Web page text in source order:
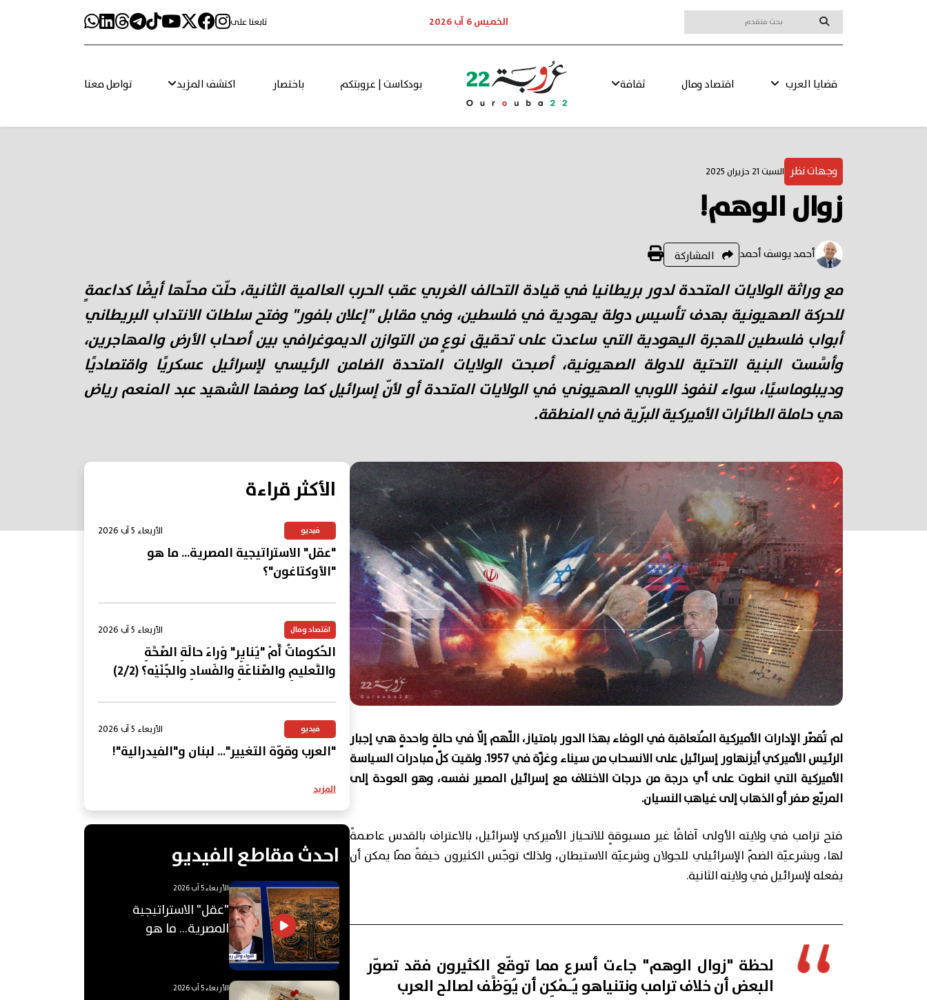
الخميس 6 آب 2026 تابعنا على
قضايا العرب اقتصاد ومال ثقافة بودكاست | عروبتكم باختصار اكتشف المزيد تواصل معنا
وجهات نظر السبت 21 حزيران 2025
زوال الوهم!
أحمد يوسف أحمد المشاركة
مع وراثة الولايات المتحدة لدور بريطانيا في قيادة التحالف الغربي عقب الحرب العالمية الثانية، حلّت محلّها أيضًا كداعمةٍ
للحركة الصهيونية بهدف تأسيس دولة يهودية في فلسطين، وفي مقابل "إعلان بلفور" وفتح سلطات الانتداب البريطاني
أبواب فلسطين للهجرة اليهودية التي ساعدت على تحقيق نوعٍ من التوازن الديموغرافي بين أصحاب الأرض والمهاجرين،
وأسَّست البنية التحتية للدولة الصهيونية، أصبحت الولايات المتحدة الضامن الرئيسي لإسرائيل عسكريًا واقتصاديًا
وديبلوماسيًا، سواء لنفوذ اللوبي الصهيوني في الولايات المتحدة أو لأنّ إسرائيل كما وصفها الشهيد عبد المنعم رياض
هي حاملة الطائرات الأميركية البرّية في المنطقة.
لم تُقصّر الإدارات الأميركية المُتعاقبة في الوفاء بهذا الدور بامتياز، اللّهم إلّا في حالةٍ واحدةٍ هي إجبار
الرئيس الأميركي أيزنهاور إسرائيل على الانسحاب من سيناء وغزّة في 1957. ولقيت كلّ مبادرات السياسة
الأميركية التي انطوت على أي درجة من درجات الاختلاف مع إسرائيل المصير نفسه، وهو العودة إلى
المربّع صفر أو الذهاب إلى غياهب النسيان.
فتح ترامب في ولايته الأولى آفاقًا غير مسبوقةٍ للانحياز الأميركي لإسرائيل، بالاعتراف بالقدس عاصمةً
لها، وبشرعيّة الضمّ الإسرائيلي للجولان وشرعيّة الاستيطان، ولذلك توجّس الكثيرون خيفةً ممّا يمكن أن
يفعله لإسرائيل في ولايته الثانية.
لحظة "زوال الوهم" جاءت أسرع مما توقّع الكثيرون فقد تصوّر
البعض أن خلاف ترامب ونتنياهو يُـمْكِن أن يُوَظَّف لصالح العرب
الأكثر قراءة
فيديو الأربعاء 5 آب 2026
"عقل" الاستراتيجية المصرية... ما هو
"الأوكتاغون"؟
اقتصاد ومال الأربعاء 5 آب 2026
الحُكوماتُ أَمْ "يَنايِر" وَراءَ حالَةِ الصِّحَّةِ
والتَّعليمِ والصِّناعَةِ والفَسادِ والجُنَيْه؟ (2/2)
فيديو الأربعاء 5 آب 2026
"العرب وقوّة التغيير"... لبنان و"الفيدرالية"!
المزيد
احدث مقاطع الفيديو
الأربعاء 5 آب 2026
"عقل" الاستراتيجية
المصرية... ما هو
"الأوكتاغون"؟
الأربعاء 5 آب 2026